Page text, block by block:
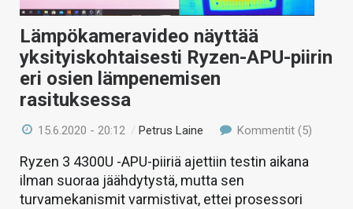
Lämpökameravideo näyttää
yksityiskohtaisesti Ryzen-APU-piirin
eri osien lämpenemisen
rasituksessa
15.6.2020 - 20:12 / Petrus Laine Kommentit (5)
Ryzen 3 4300U -APU-piiriä ajettiin testin aikana
ilman suoraa jäähdytystä, mutta sen
turvamekanismit varmistivat, ettei prosessori